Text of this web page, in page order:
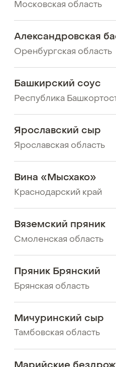
Московская область
Оренбургская область
Александровская
Республика
Башкирский соус
Ярославская область
Ярославский сыр
Краснодарский край
Вина «Мысхако»
Смоленская область
Вяземский пряник
Брянская область
Пряник Брянский
Тамбовская область
Мичуринский сыр